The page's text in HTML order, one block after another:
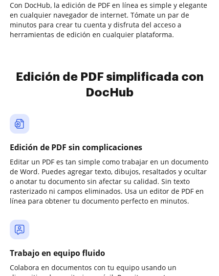
Con DocHub, la edición de PDF en línea es simple y elegante
en cualquier navegador de internet. Tómate un par de
minutos para crear tu cuenta y disfruta del acceso a
herramientas de edición en cualquier plataforma.
Edición de PDF simplificada con
DocHub
Edición de PDF sin complicaciones
Editar un PDF es tan simple como trabajar en un documento
de Word. Puedes agregar texto, dibujos, resaltados y ocultar
o anotar tu documento sin afectar su calidad. Sin texto
rasterizado ni campos eliminados. Usa un editor de PDF en
línea para obtener tu documento perfecto en minutos.
Trabajo en equipo fluido
Colabora en documentos con tu equipo usando un